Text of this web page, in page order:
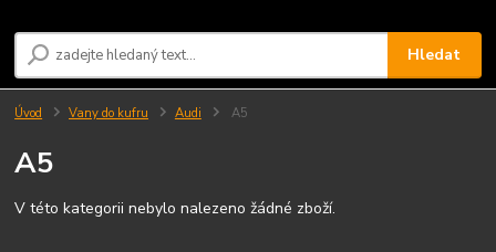
Hledat
Úvod Vany do kufru Audi A5
A5
V této kategorii nebylo nalezeno žádné zboží.